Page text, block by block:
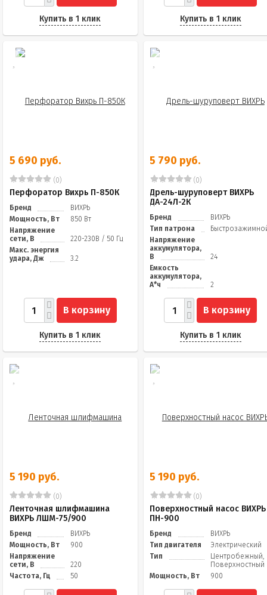
Купить в 1 клик Купить в 1 клик
5 690 руб.
(0)
Перфоратор Вихрь П-850К
Бренд
ВИХРЬ
Мощность, Вт
850 Вт
Напряжение
сети, В
220-230В / 50 Гц
Макс. энергия
удара, Дж
3.2
В корзину
Купить в 1 клик
5 790 руб.
(0)
Дрель-шуруповерт ВИХРЬ
ДА-24Л-2К
Бренд
ВИХРЬ
Тип патрона
Напряжение
аккумулятора,
В
24
Емкость
аккумулятора,
А*ч
2
В корзину
Купить в 1 клик
5 190 руб.
(0)
Ленточная шлифмашина
ВИХРЬ ЛШМ-75/900
Бренд
ВИХРЬ
Мощность, Вт
900
Напряжение
сети, В
220
Частота, Гц
50
5 190 руб.
(0)
Поверхностный насос ВИХРЬ
ПН-900
Бренд
ВИХРЬ
Тип двигателя
Электрический
Тип
Центробежный,
Поверхностный
Мощность, Вт
900